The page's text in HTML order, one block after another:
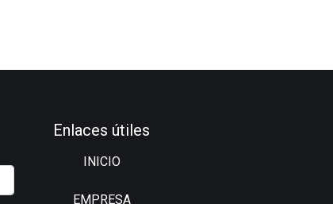
Enlaces útiles
INICIO
EMPRESA